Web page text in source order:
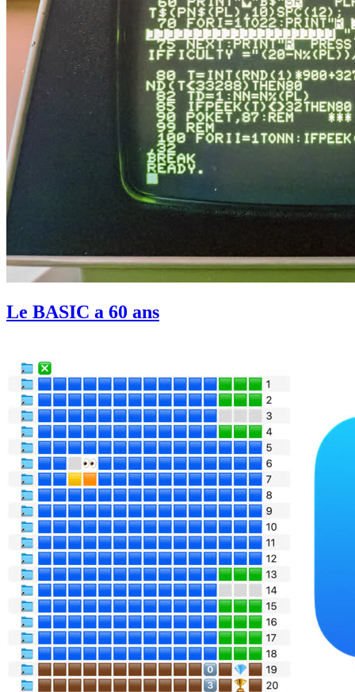
Le BASIC a 60 ans